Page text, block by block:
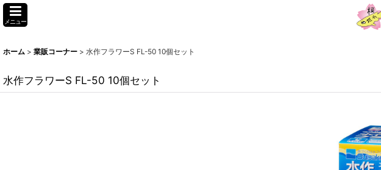
メニュー
ホーム > 業販コーナー > 水作フラワーS FL-50 10個セット
水作フラワーS FL-50 10個セット